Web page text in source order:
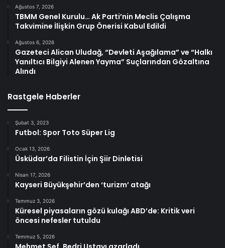
Ağustos 7, 2026
TBMM Genel Kurulu… Ak Parti’nin Meclis Çalışma
Takvimine İlişkin Grup Önerisi Kabul Edildi
Ağustos 6, 2026
Gazeteci Alican Uludağ, “Devleti Aşağılama” ve “Halkı
Yanıltıcı Bilgiyi Alenen Yayma” Suçlarından Gözaltına
Alındı
Rastgele Haberler
Şubat 3, 2023
Futbol: Spor Toto Süper Lig
Ocak 13, 2026
Üsküdar’da Filistin İçin Şiir Dinletisi
Nisan 17, 2026
Kayseri Büyükşehir’den ‘turizm’ atağı
Temmuz 3, 2026
Küresel piyasaların gözü kulağı ABD’de: Kritik veri
öncesi nefesler tutuldu
Temmuz 5, 2026